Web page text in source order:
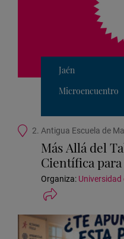
Jaén
Microencuentro
Ubicación
actividad
2. Antigua Escuela de
Más Allá del
Científica
Organiza: Universidad